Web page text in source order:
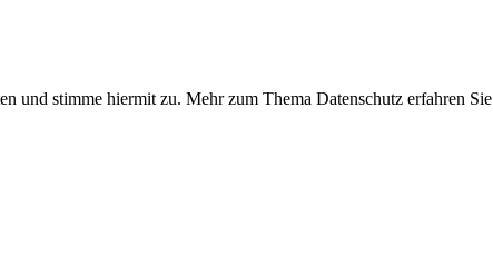
und stimme hiermit zu. Mehr zum Thema Datenschutz erfahren Sie